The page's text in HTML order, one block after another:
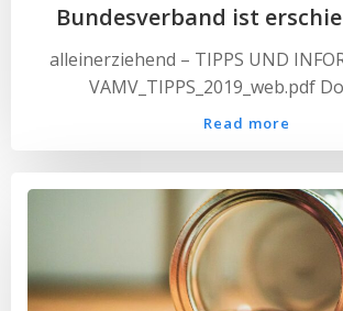
Bundesverband ist
alleinerziehend – TIPPS UND
VAMV_TIPPS_2019_web.pdf
Read more